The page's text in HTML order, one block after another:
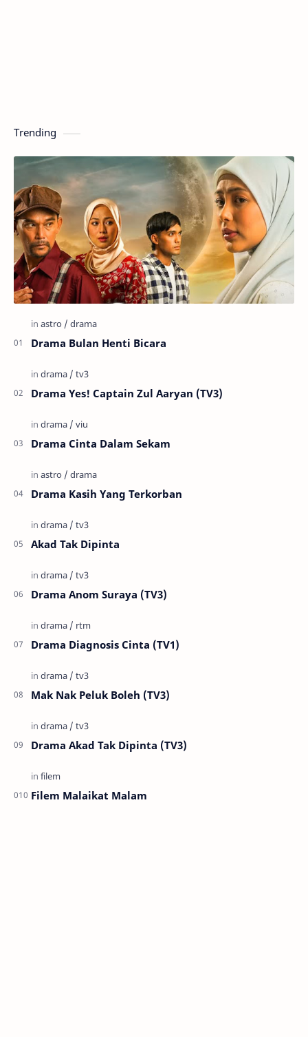
Trending
Drama Bulan Henti Bicara
Drama Yes! Captain Zul Aaryan (TV3)
Drama Cinta Dalam Sekam
Drama Kasih Yang Terkorban
Akad Tak Dipinta
Drama Anom Suraya (TV3)
Drama Diagnosis Cinta (TV1)
Mak Nak Peluk Boleh (TV3)
Drama Akad Tak Dipinta (TV3)
Filem Malaikat Malam